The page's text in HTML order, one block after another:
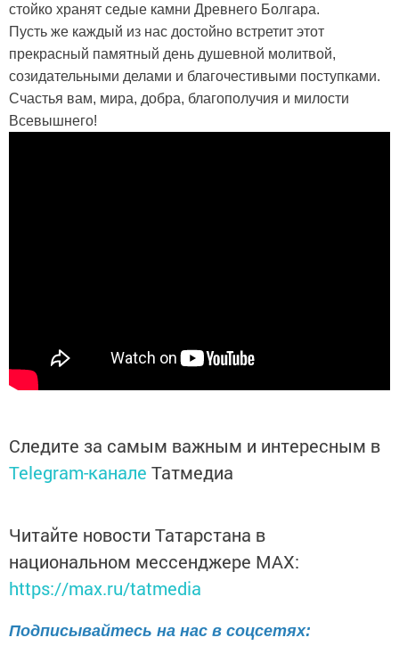
стойко хранят седые камни Древнего Болгара.
Пусть же каждый из нас достойно встретит этот
прекрасный памятный день душевной молитвой,
созидательными делами и благочестивыми поступками.
Счастья вам, мира, добра, благополучия и милости
Всевышнего!
Следите за самым важным и интересным в
Telegram-канале Татмедиа
Читайте новости Татарстана в
национальном мессенджере MАХ:
https://max.ru/tatmedia
Подписывайтесь на нас в соцсетях: